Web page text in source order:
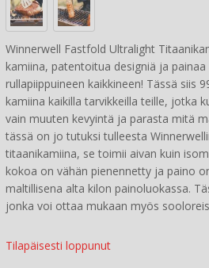
Winnerwell Fastfold Ultralight
kamiina, patentoitua designiä ja
rullapiippuineen kaikkineen! Tässä siis
kamiina kaikilla tarvikkeilla teille, jotka
vain muuten kevyintä ja parasta mitä
tässä on jo tutuksi tulleesta
titaanikamiina, se toimii aivan kuin
kokoa on vähän pienennetty ja paino
maltillisena alta kilon painoluokassa.
jonka voi ottaa mukaan myös
Tilapäisesti loppunut